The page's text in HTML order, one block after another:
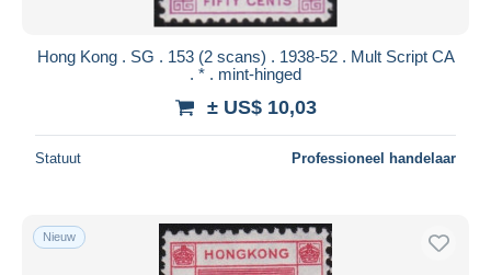
Hong Kong . SG . 153 (2 scans) . 1938-52 . Mult Script CA
. * . mint-hinged
± US$ 10,03
Statuut Professioneel handelaar
Nieuw